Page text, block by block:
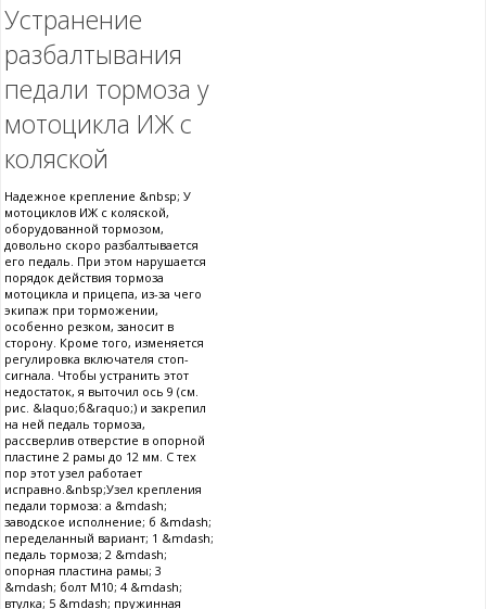
Устранение
разбалтывания
педали тормоза у
мотоцикла ИЖ с
коляской
Надежное крепление &nbsp; У
мотоциклов ИЖ с коляской,
оборудованной тормозом,
довольно скоро разбалтывается
его педаль. При этом нарушается
порядок действия тормоза
мотоцикла и прицепа, из-за чего
экипаж при торможении,
особенно резком, заносит в
сторону. Кроме того, изменяется
регулировка включателя стоп-
сигнала. Чтобы устранить этот
недостаток, я выточил ось 9 (см.
рис. &laquo;б&raquo;) и закрепил
на ней педаль тормоза,
рассверлив отверстие в опорной
пластине 2 рамы до 12 мм. С тех
пор этот узел работает
исправно.&nbsp;Узел крепления
педали тормоза: а &mdash;
заводское исполнение; б &mdash;
переделанный вариант; 1 &mdash;
педаль тормоза; 2 &mdash;
опорная пластина рамы; 3
&mdash; болт М10; 4 &mdash;
втулка; 5 &mdash; пружинная